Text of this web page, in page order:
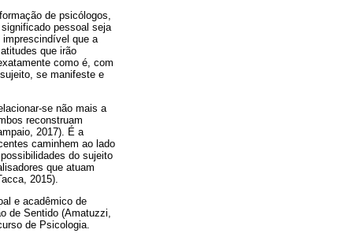
de psicólogos,
pessoal seja
que a
que irão
como é, com
se manifeste e
se não mais a
reconstruam
2017). É a
caminhem ao lado
do sujeito
que atuam
2015).
e acadêmico de
de Sentido (Amatuzzi,
de Psicologia.